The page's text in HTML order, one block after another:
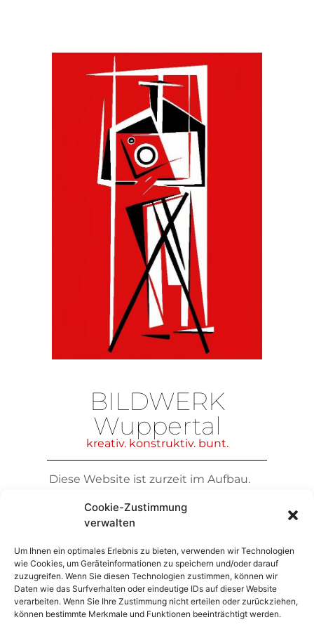
Cookie-Zustimmung
verwalten
Um Ihnen ein optimales Erlebnis zu bieten, verwenden wir Technologien
wie Cookies, um Geräteinformationen zu speichern und/oder darauf
zuzugreifen. Wenn Sie diesen Technologien zustimmen, können wir
Daten wie das Surfverhalten oder eindeutige IDs auf dieser Website
verarbeiten. Wenn Sie Ihre Zustimmung nicht erteilen oder zurückziehen,
können bestimmte Merkmale und Funktionen beeinträchtigt werden.
BILDWERK
Wuppertal
kreativ. konstruktiv. bunt.
Diese Website ist zurzeit im Aufbau.